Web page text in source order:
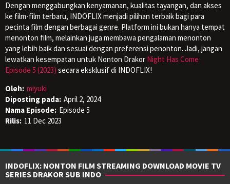
Dengan menggabungkan kenyamanan, kualitas tayangan, dan akses
ke film-film terbaru, INDOFLIX menjadi pilihan terbaik bagi para
pecinta film dengan berbagai genre. Platform ini bukan hanya tempat
menonton film, melainkan juga membawa pengalaman menonton
yang lebih baik dan sesuai dengan preferensi penonton. Jadi, jangan
lewatkan kesempatan untuk Nonton Drakor Night Has Come
Episode 5 (2023) secara eksklusif di INDOFLIX!
Oleh: miyuki
Diposting pada: April 2, 2024
Nama Episode: Episode 5
Rilis: 11 Dec 2023
INDOFLIX: NONTON FILM STREAMING DOWNLOAD MOVIE TV
SERIES DRAKOR SUB INDO